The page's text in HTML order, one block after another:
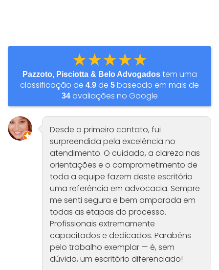
★★★★★
Pazzoto, Pisciotta & Belo Advogadostem uma
classificação de 4.9 de 5 baseado em mais de
34avaliações no Google
Desde o primeiro contato, fui
surpreendida pela excelência no
atendimento. O cuidado, a clareza nas
orientações e o comprometimento de
toda a equipe fazem deste escritório
uma referência em advocacia. Sempre
me senti segura e bem amparada em
todas as etapas do processo.
Profissionais extremamente
capacitados e dedicados. Parabéns
pelo trabalho exemplar — é, sem
dúvida, um escritório diferenciado!